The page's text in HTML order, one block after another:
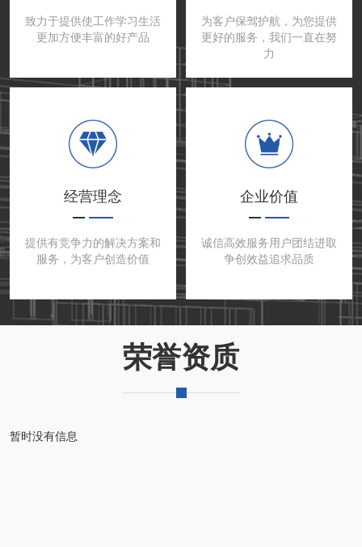
致力于提供使工作学习生活
更加方便丰富的好产品
为客户保驾护航，为您提供
更好的服务，我们一直在努
力
经营理念
提供有竞争力的解决方案和
服务，为客户创造价值
企业价值
诚信高效服务用户团结进取
争创效益追求品质
荣誉资质
暂时没有信息